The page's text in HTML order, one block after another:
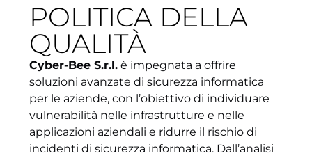
POLITICA DELLA
QUALITÀ
Cyber-Bee S.r.l. è impegnata a offrire
soluzioni avanzate di sicurezza informatica
per le aziende, con l’obiettivo di individuare
vulnerabilità nelle infrastrutture e nelle
applicazioni aziendali e ridurre il rischio di
incidenti di sicurezza informatica. Dall’analisi